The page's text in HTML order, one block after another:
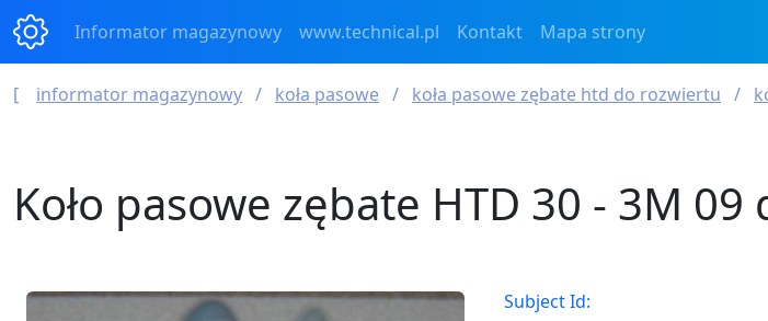
Informator magazynowy www.technical.pl Kontakt Mapa strony
informator magazynowy koła pasowe koła pasowe zębate htd do rozwiertu
Koło pasowe zębate HTD 30 - 3M
Subject Id: